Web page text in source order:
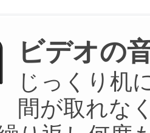
ビデオの
じっくり机
間が取れな